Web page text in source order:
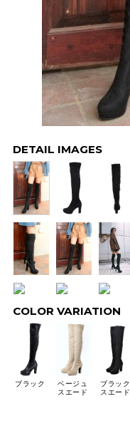
DETAIL IMAGES
COLOR VARIATION
ブラック
ベージュ
スエード
ブラック
スエード